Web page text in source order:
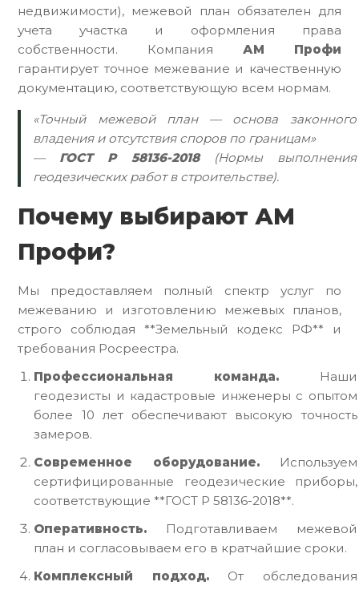
недвижимости), межевой план обязателен для
учета участка и оформления права
собственности. Компания АМ Профи
гарантирует точное межевание и качественную
документацию, соответствующую всем нормам.
«Точный межевой план — основа законного
владения и отсутствия споров по границам»
— ГОСТ Р 58136-2018(Нормы выполнения
геодезических работ в строительстве).
Почему выбирают АМ
Профи?
Мы предоставляем полный спектр услуг по
межеванию и изготовлению межевых планов,
строго соблюдая **Земельный кодекс РФ** и
требования Росреестра.
Профессиональная команда. Наши
геодезисты и кадастровые инженеры с опытом
более 10 лет обеспечивают высокую точность
замеров.
Современное оборудование.Используем
сертифицированные геодезические приборы,
соответствующие **ГОСТ Р 58136-2018**.
Оперативность. Подготавливаем межевой
план и согласовываем его в кратчайшие сроки.
Комплексный подход.От обследования